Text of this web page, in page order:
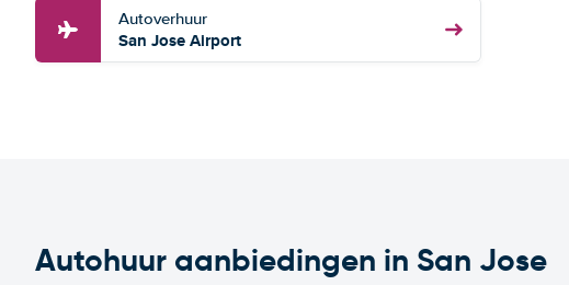
Autoverhuur
San Jose Airport
Autohuur aanbiedingen in San Jose